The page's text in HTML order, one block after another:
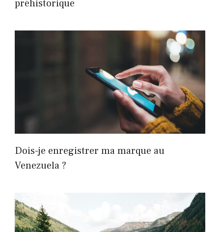
préhistorique
Dois-je enregistrer ma marque au
Venezuela ?